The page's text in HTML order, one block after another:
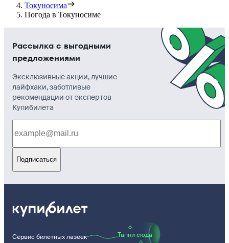
Токуносима
Погода в Токуносиме
Рассылка с выгодными
предложениями
Эксклюзивные акции, лучшие
лайфхаки, заботливые
рекомендации от экспертов
Купибилета
Подписаться
Сервис билетных лазеек Тапни сюда